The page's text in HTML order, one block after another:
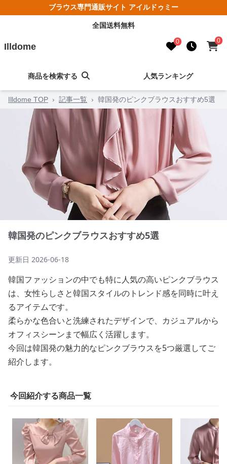
ブラウス専門通販サイト アイルドゥミー
全国送料無料
Illdome 0 0
商品を検索する 人気ランキング
Illdome TOP › 記事一覧 › 韓国発のピンクブラウスおすすめ5選
韓国発のピンクブラウスおすすめ5選
更新日 2026-06-18
韓国ファッションの中でも特に人気の高いピンクブラウス
は、女性らしさと韓国スタイルのトレンド感を同時に叶え
るアイテムです。
柔らかな色合いと洗練されたデザインで、カジュアルから
オフィスシーンまで幅広く活躍します。
今回は韓国発の魅力的なピンクブラウスを5つ厳選してご
紹介します。
今回紹介する商品一覧